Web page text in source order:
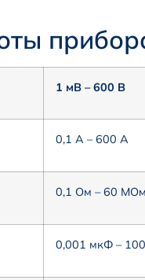
1 мВ – 600 В
0,1 А – 600 А
0,1 Ом – 60 МОм
0,001 мкФ –